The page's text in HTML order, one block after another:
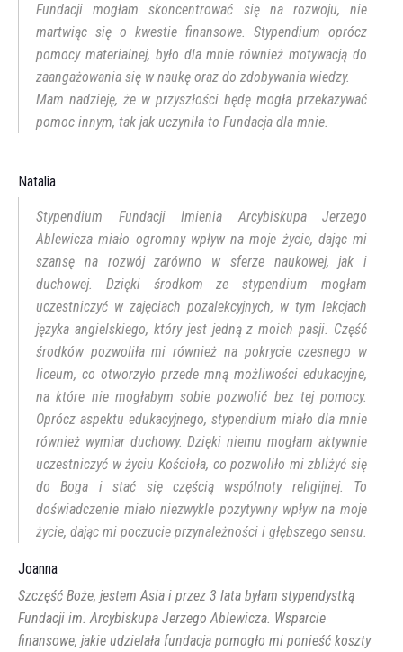
Fundacji mogłam skoncentrować się na rozwoju, nie
martwiąc się o kwestie finansowe. Stypendium oprócz
pomocy materialnej, było dla mnie również motywacją do
zaangażowania się w naukę oraz do zdobywania wiedzy.
Mam nadzieję, że w przyszłości będę mogła przekazywać
pomoc innym, tak jak uczyniła to Fundacja dla mnie.
Natalia
Stypendium Fundacji Imienia Arcybiskupa Jerzego
Ablewicza miało ogromny wpływ na moje życie, dając mi
szansę na rozwój zarówno w sferze naukowej, jak i
duchowej. Dzięki środkom ze stypendium mogłam
uczestniczyć w zajęciach pozalekcyjnych, w tym lekcjach
języka angielskiego, który jest jedną z moich pasji. Część
środków pozwoliła mi również na pokrycie czesnego w
liceum, co otworzyło przede mną możliwości edukacyjne,
na które nie mogłabym sobie pozwolić bez tej pomocy.
Oprócz aspektu edukacyjnego, stypendium miało dla mnie
również wymiar duchowy. Dzięki niemu mogłam aktywnie
uczestniczyć w życiu Kościoła, co pozwoliło mi zbliżyć się
do Boga i stać się częścią wspólnoty religijnej. To
doświadczenie miało niezwykle pozytywny wpływ na moje
życie, dając mi poczucie przynależności i głębszego sensu.
Joanna
Szczęść Boże, jestem Asia i przez 3 lata byłam stypendystką
Fundacji im. Arcybiskupa Jerzego Ablewicza. Wsparcie
finansowe, jakie udzielała fundacja pomogło mi ponieść koszty